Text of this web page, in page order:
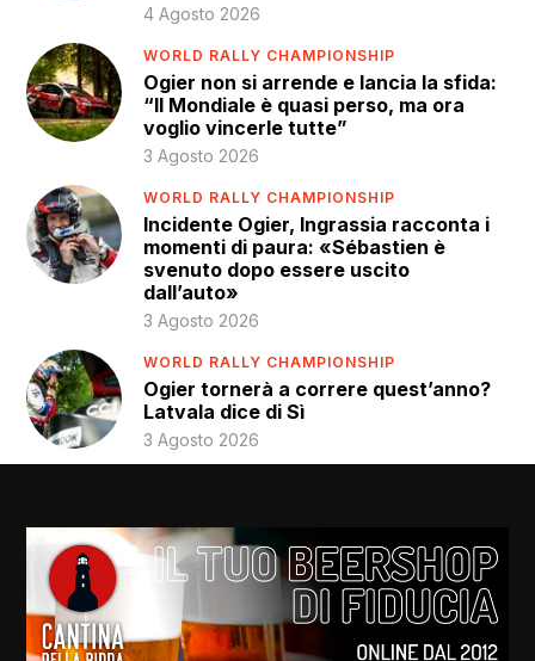
4 Agosto 2026
WORLD RALLY CHAMPIONSHIP
Ogier non si arrende e lancia la sfida:
“Il Mondiale è quasi perso, ma ora
voglio vincerle tutte”
3 Agosto 2026
WORLD RALLY CHAMPIONSHIP
Incidente Ogier, Ingrassia racconta i
momenti di paura: «Sébastien è
svenuto dopo essere uscito
dall’auto»
3 Agosto 2026
WORLD RALLY CHAMPIONSHIP
Ogier tornerà a correre quest’anno?
Latvala dice di Sì
3 Agosto 2026